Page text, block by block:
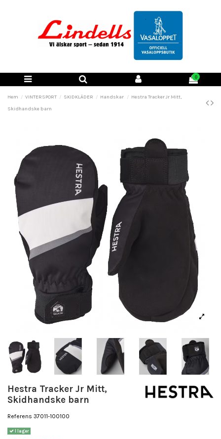
0
Hem VINTERSPORT SKIDKLÄDER Handskar
Hestra Tracker Jr Mitt,
Skidhandske barn
Hestra Tracker Jr Mitt,
Skidhandske barn
Referens 37011-100100
I lager